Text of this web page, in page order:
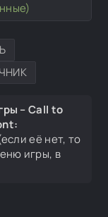
– Call to
её нет, то
игры, в